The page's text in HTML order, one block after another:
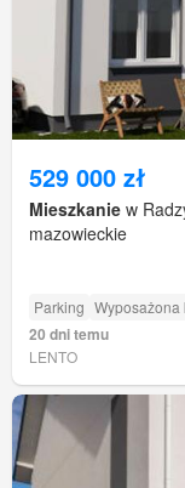
529 000 zł
Mieszkanie w
mazowieckie
Parking Wyposażona
20 dni temu
LENTO